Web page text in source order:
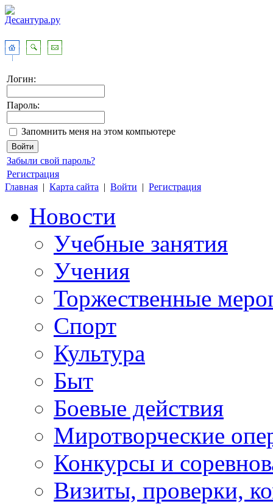
Логин:
Пароль:
Запомнить меня на этом компьютере
Забыли свой пароль?
Регистрация
Главная | Карта сайта | Войти | Регистрация
Новости
Учебные занятия
Учения
Торжественные
Спорт
Культура
Быт
Боевые действия
Миротворческие
Конкурсы и
Визиты, проверки,